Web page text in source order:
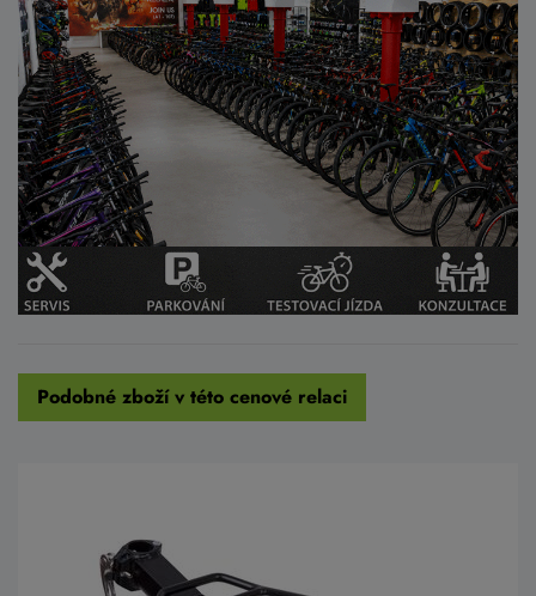
Podobné zboží v této cenové relaci